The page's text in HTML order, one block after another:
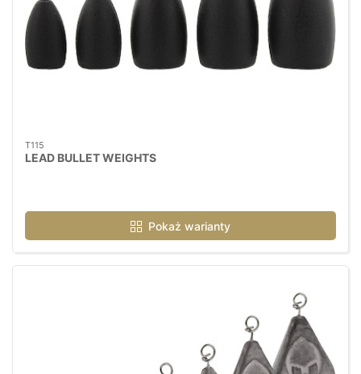
T115
LEAD BULLET WEIGHTS
Pokaż warianty